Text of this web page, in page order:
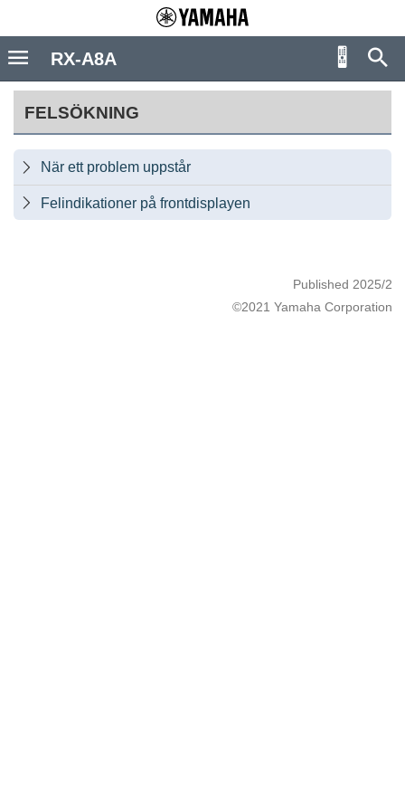
FELSÖKNING
 När ett problem uppstår
 Felindikationer på frontdisplayen
Published 2025/2
©2021 Yamaha Corporation
RX-A8A